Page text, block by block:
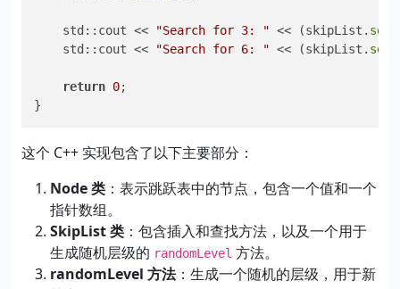
std::cout << "Search for 3: " << (skipList.
std::cout <<
"Search for 6: " << (skipList.
return 0;
这个 C++ 实现包含了以下主要部分：
Node 类 ：表示跳跃表中的节点，包含一个值和一个
指针数组。
SkipList 类 ：包含插入和查找方法，以及一个用于
生成随机层级的 randomLevel 方法。
randomLevel 方法：生成一个随机的层级，用于新